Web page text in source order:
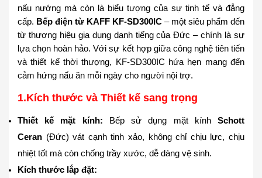
nấu nướng mà còn là biểu tượng của sự tinh tế và đẳng
cấp. Bếp điện từ KAFF KF-SD300IC – một siêu phẩm đến
từ thương hiệu gia dụng danh tiếng của Đức – chính là sự
lựa chọn hoàn hảo. Với sự kết hợp giữa công nghệ tiên tiến
và thiết kế thời thượng, KF-SD300IC hứa hẹn mang đến
cảm hứng nấu ăn mỗi ngày cho người nội trợ.
1.Kích thước và Thiết kế sang trọng
Thiết kế mặt kính: Bếp sử dụng mặt kínhSchott
Ceran (Đức) vát cạnh tinh xảo, không chỉ chịu lực, chịu
nhiệt tốt mà còn chống trầy xước, dễ dàng vệ sinh.
Kích thước lắp đặt: